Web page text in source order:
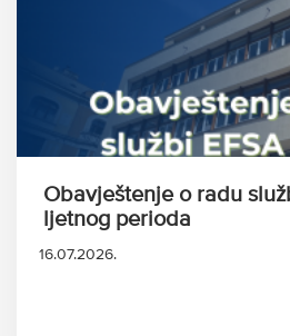
Obavještenje o radu
ljetnog perioda
16.07.2026.